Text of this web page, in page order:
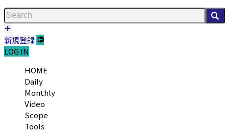
新規登録
LOG IN
HOME
Daily
Monthly
Video
Scope
Tools